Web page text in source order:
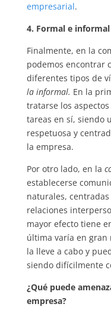
empresarial.
4. Formal e informal
Finalmente, en la
podemos encontrar
diferentes tipos de
la informal. En la
tratarse los
tareas en sí, siendo
respetuosa y
la empresa.
Por otro lado, en la
establecerse
naturales,
relaciones
mayor efecto tiene
última varía en
la lleve a cabo y
siendo difícilmente
¿Qué puede
empresa?